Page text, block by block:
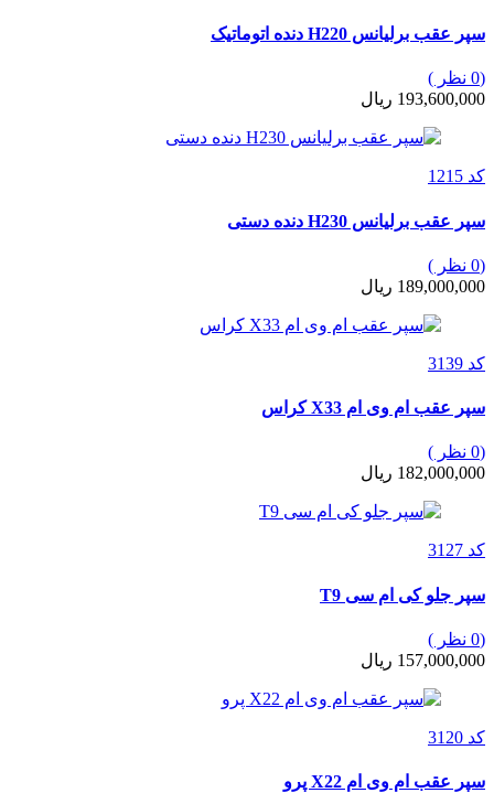
سپر عقب برلیانس H220 دنده اتوماتیک
(0 نظر )
193,600,000 ریال
کد 1215
سپر عقب برلیانس H230 دنده دستی
(0 نظر )
189,000,000 ریال
کد 3139
سپر عقب ام وی ام X33 کراس
(0 نظر )
182,000,000 ریال
کد 3127
سپر جلو کی ام سی T9
(0 نظر )
157,000,000 ریال
کد 3120
سپر عقب ام وی ام X22 پرو